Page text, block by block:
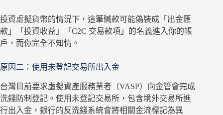
投資虛擬貨幣的情況下，這筆贓款可能偽裝成「出金匯
款」「投資收益」「C2C 交易款項」的名義進入你的帳
戶，而你完全不知情。
原因二：使用未登記交易所出入金
台灣目前要求虛擬資產服務業者（VASP）向金管會完成
洗錢防制登記。使用未登記交易所，包含境外交易所進
行出入金，銀行的反洗錢系統會將相關金流標記為異